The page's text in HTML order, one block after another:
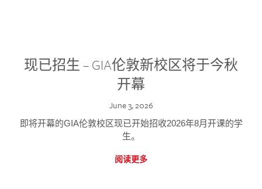
现已招生 – GIA伦敦新校区将于今秋
开幕
June 3, 2026
即将开幕的GIA伦敦校区现已开始招收2026年8月开课的学
生。
阅读更多